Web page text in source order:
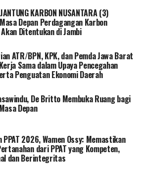
KARBON NUSANTARA (3)
Depan Perdagangan Karbon
Ditentukan di Jambi
ATR/BPN, KPK, dan Pemda Jawa Barat
Sama dalam Upaya Pencegahan
Penguatan Ekonomi Daerah
De Britto Membuka Ruang bagi
Depan
PPAT 2026, Wamen Ossy: Memastikan
dari PPAT yang Kompeten,
dan Berintegritas